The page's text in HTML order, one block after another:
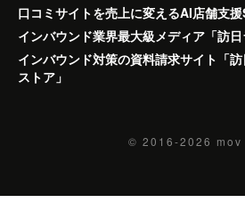
口コミサイトを売上に変えるAI店舗支援
インバウンド業界最大級メディア「訪日
インバウンド対策の資料請求サイト「
ストア」
© 2016-2026